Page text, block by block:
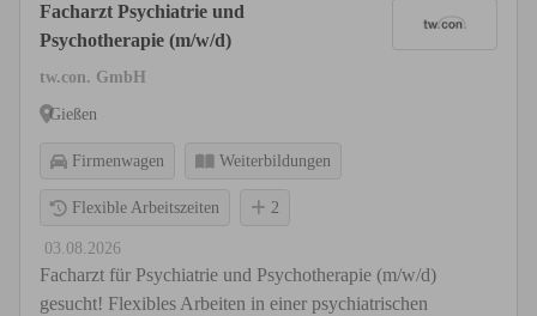
Facharzt Psychiatrie und
Psychotherapie (m/w/d)
tw.con. GmbH
Gießen
Firmenwagen Weiterbildungen
Flexible Arbeitszeiten 2
03.08.2026
Facharzt für Psychiatrie und Psychotherapie (m/w/d)
gesucht! Flexibles Arbeiten in einer psychiatrischen